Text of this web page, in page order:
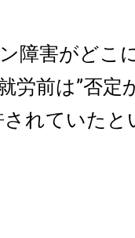
障害がどこ
労前は”否定
されていた